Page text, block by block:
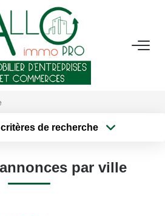
ACHETER
AGENCE
Sommes-Nous ?
Nous Rejoindre
de recherche
Surface min
par ville